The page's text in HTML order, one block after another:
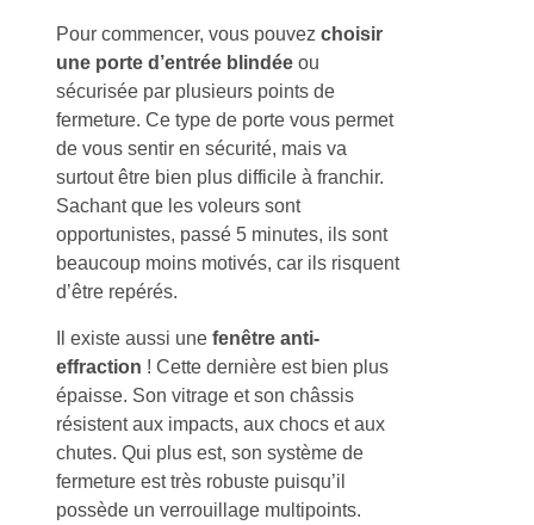
Pour commencer, vous pouvez choisir
une porte d’entrée blindée ou
sécurisée par plusieurs points de
fermeture. Ce type de porte vous permet
de vous sentir en sécurité, mais va
surtout être bien plus difficile à franchir.
Sachant que les voleurs sont
opportunistes, passé 5 minutes, ils sont
beaucoup moins motivés, car ils risquent
d’être repérés.
Il existe aussi une fenêtre anti-
effraction ! Cette dernière est bien plus
épaisse. Son vitrage et son châssis
résistent aux impacts, aux chocs et aux
chutes. Qui plus est, son système de
fermeture est très robuste puisqu’il
possède un verrouillage multipoints.